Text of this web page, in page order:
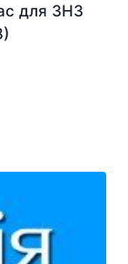
для ЗНЗ